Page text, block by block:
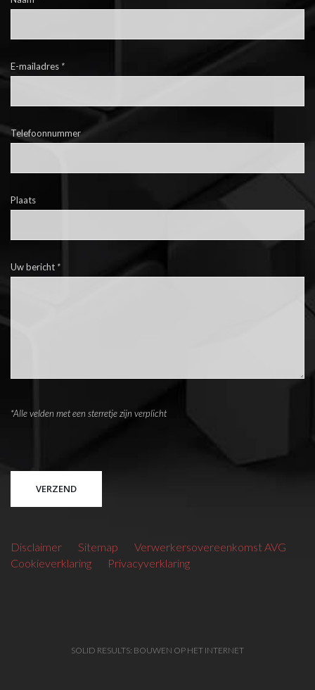
E-mailadres *
Telefoonnummer
Plaats
Uw bericht *
*Alle velden met een sterretje zijn verplicht
Disclaimer Sitemap
Verwerkersovereenkomst AVG
Cookieverklaring
Privacyverklaring
SOLID RESULTS: BOUWEN OP HET INTERNET